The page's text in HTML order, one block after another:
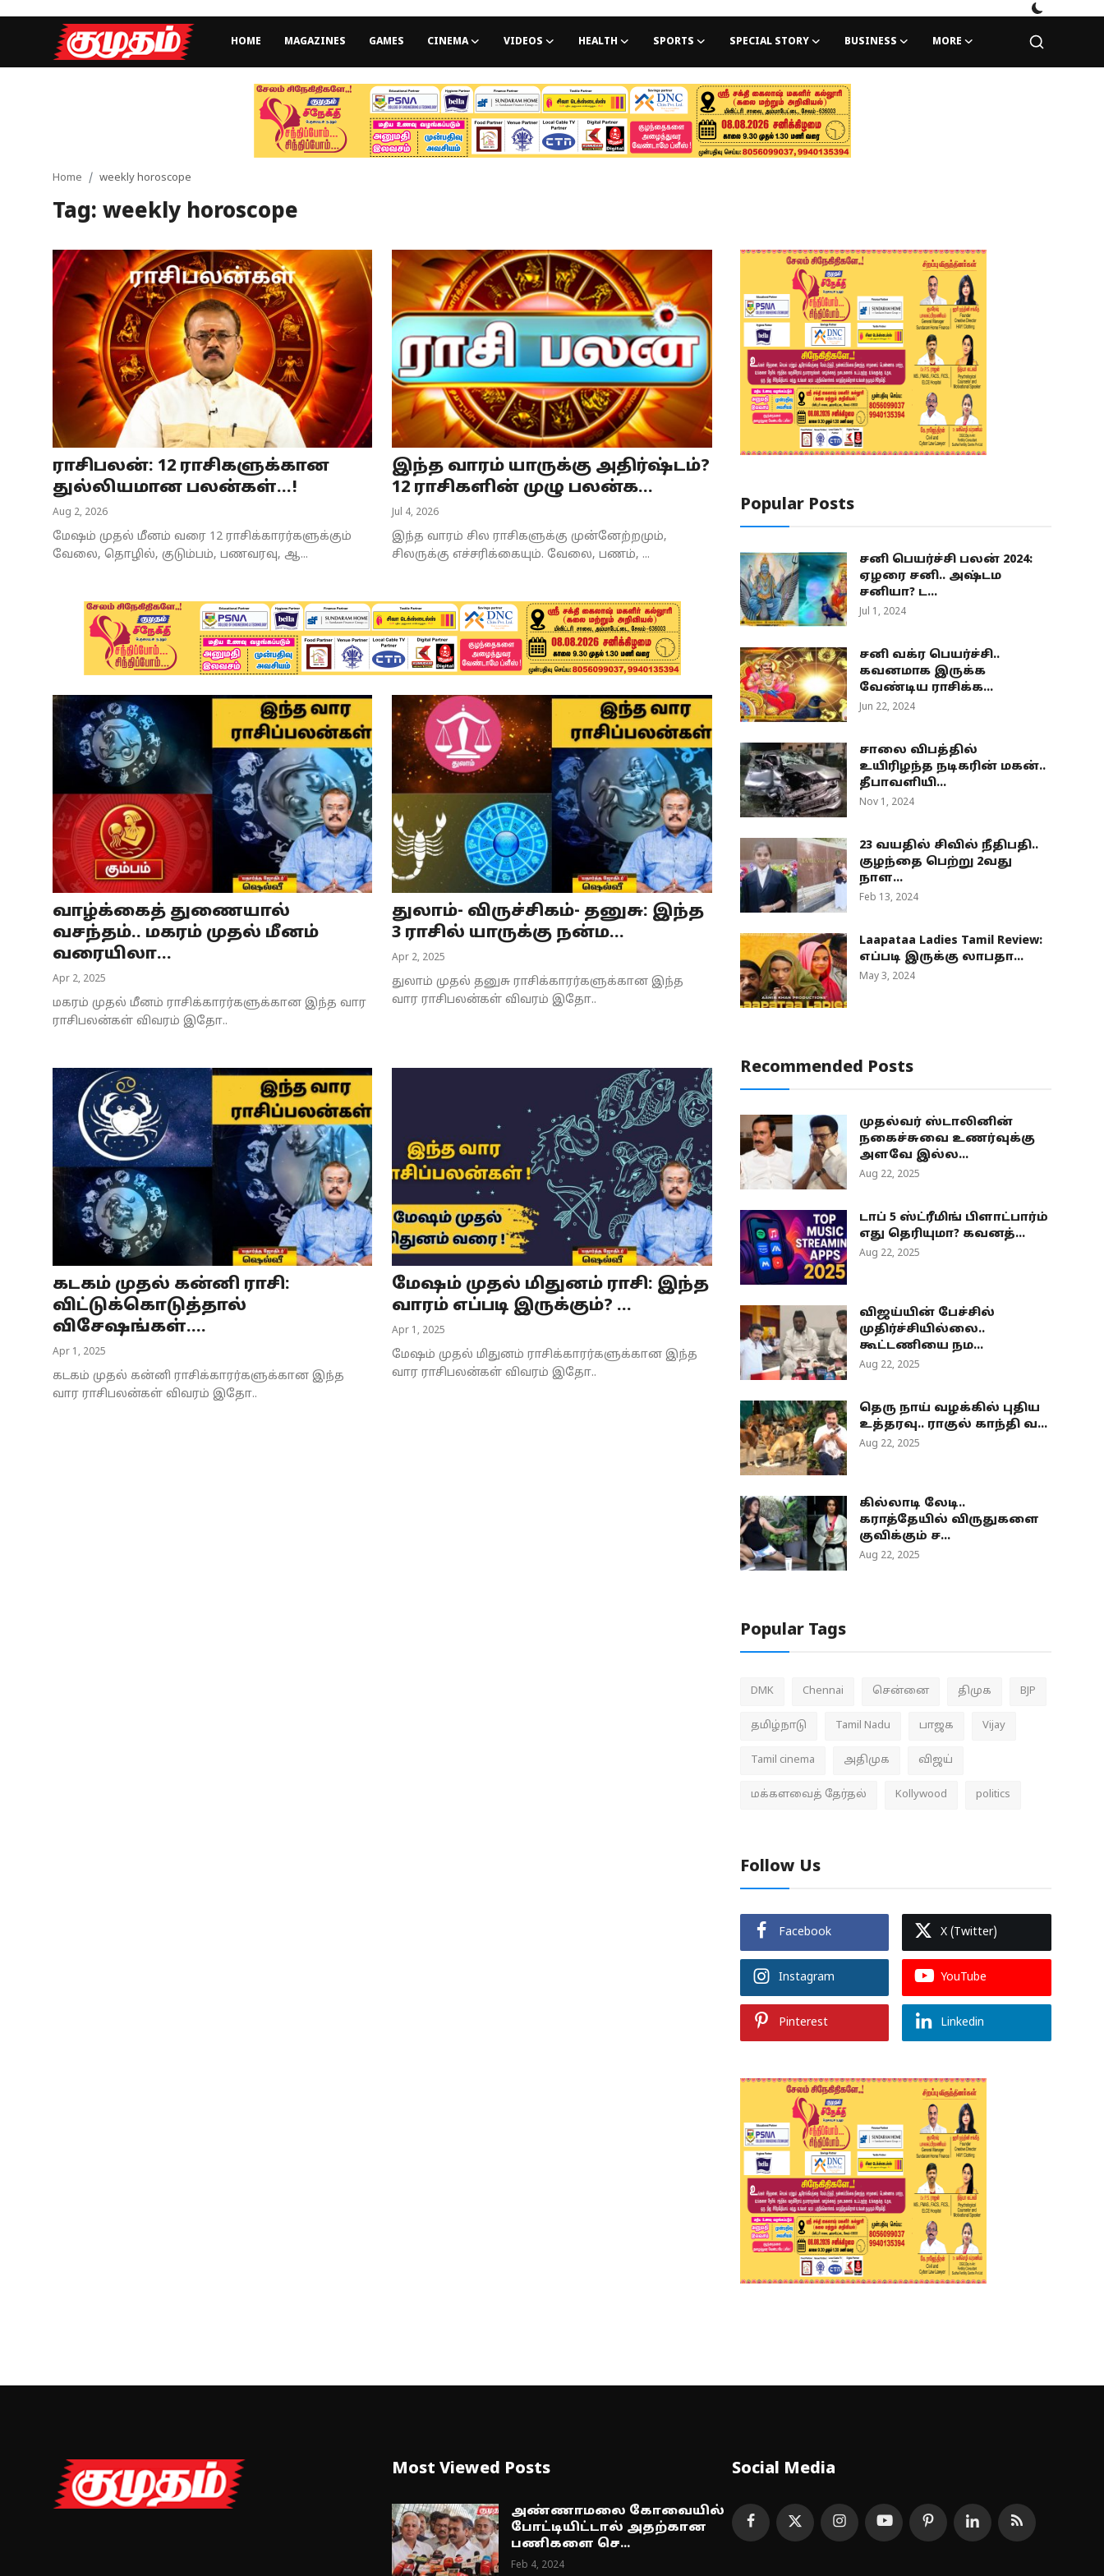
HOME MAGAZINES GAMES CINEMA VIDEOS HEALTH SPORTS SPECIAL STORY BUSINESS MORE
Games
Videos
Special Story
Tamilnadu
National
Home weekly horoscope
Tag: weekly horoscope
ராசிபலன்: 12 ராசிகளுக்கான
துல்லியமான பலன்கள்...!
Aug 2, 2026
மேஷம் முதல் மீனம் வரை 12 ராசிக்காரர்களுக்கும்
வேலை, தொழில், குடும்பம், பணவரவு, ஆ...
இந்த வாரம் யாருக்கு அதிர்ஷ்டம்?
12 ராசிகளின் முழு பலன்க...
Jul 4, 2026
இந்த வாரம் சில ராசிகளுக்கு முன்னேற்றமும்,
சிலருக்கு எச்சரிக்கையும். வேலை, பணம், ...
வாழ்க்கைத் துணையால்
வசந்தம்.. மகரம் முதல் மீனம்
வரையிலா...
Apr 2, 2025
மகரம் முதல் மீனம் ராசிக்காரர்களுக்கான இந்த வார
ராசிபலன்கள் விவரம் இதோ..
துலாம்- விருச்சிகம்- தனுசு: இந்த
3 ராசில் யாருக்கு நன்ம...
Apr 2, 2025
துலாம் முதல் தனுசு ராசிக்காரர்களுக்கான இந்த
வார ராசிபலன்கள் விவரம் இதோ..
கடகம் முதல் கன்னி ராசி:
விட்டுக்கொடுத்தால்
விசேஷங்கள்....
Apr 1, 2025
கடகம் முதல் கன்னி ராசிக்காரர்களுக்கான இந்த
வார ராசிபலன்கள் விவரம் இதோ..
மேஷம் முதல் மிதுனம் ராசி: இந்த
வாரம் எப்படி இருக்கும்? ...
Apr 1, 2025
மேஷம் முதல் மிதுனம் ராசிக்காரர்களுக்கான இந்த
வார ராசிபலன்கள் விவரம் இதோ..
Popular Posts
சனி பெயர்ச்சி பலன் 2024:
ஏழரை சனி.. அஷ்டம
சனியா? ட...
Jul 1, 2024
சனி வக்ர பெயர்ச்சி..
கவனமாக இருக்க
வேண்டிய ராசிக்க...
Jun 22, 2024
சாலை விபத்தில்
உயிரிழந்த நடிகரின் மகன்..
தீபாவளியி...
Nov 1, 2024
23 வயதில் சிவில் நீதிபதி..
குழந்தை பெற்று 2வது
நாள...
Feb 13, 2024
Laapataa Ladies Tamil Review:
எப்படி இருக்கு லாபதா...
May 3, 2024
Recommended Posts
முதல்வர் ஸ்டாலினின்
நகைச்சுவை உணர்வுக்கு
அளவே இல்ல...
Aug 22, 2025
டாப் 5 ஸ்ட்ரீமிங் பிளாட்பார்ம்
எது தெரியுமா? கவனத்...
Aug 22, 2025
விஜய்யின் பேச்சில்
முதிர்ச்சியில்லை..
கூட்டணியை நம...
Aug 22, 2025
தெரு நாய் வழக்கில் புதிய
உத்தரவு.. ராகுல் காந்தி வ...
Aug 22, 2025
கில்லாடி லேடி..
கராத்தேயில் விருதுகளை
குவிக்கும் ச...
Aug 22, 2025
Popular Tags
DMK Chennai சென்னை திமுக BJP
தமிழ்நாடு Tamil Nadu பாஜக Vijay
Tamil cinema அதிமுக விஜய்
மக்களவைத் தேர்தல் Kollywood politics
Follow Us
Facebook X (Twitter)
Instagram YouTube
Pinterest Linkedin
Most Viewed Posts
அண்ணாமலை கோவையில்
போட்டியிட்டால் அதற்கான
பணிகளை செ...
Feb 4, 2024
Social Media